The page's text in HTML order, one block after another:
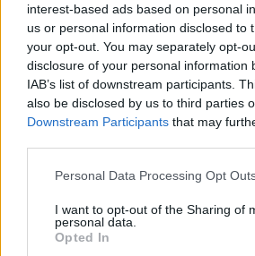
interest-based ads based on personal
us or personal information disclosed to
your opt-out. You may separately opt-
disclosure of your personal information
IAB’s list of downstream participants.
also be disclosed by us to third parties
Downstream Participants that may
Please note that this website/app uses
not limited to your visit or usage
grant or deny consent to Google and its
use your data for below specified
Personal Data Processing Opt
I want to opt-out of the Sharing of
personal data.
Opted In
Müller Péter Sziámi a
koncertezik új
...and friends
Lángoló Gitárok • 2013. november 07.